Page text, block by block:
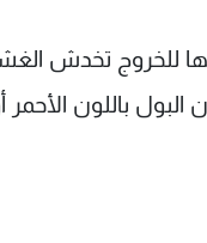
للخروج تخدش
باللون الأحمر